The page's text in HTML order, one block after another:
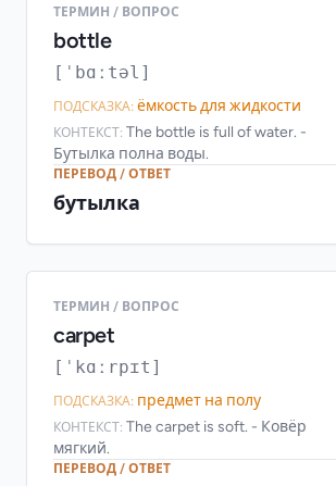
ТЕРМИН / ВОПРОС
bottle
[ˈbɑːtəl]
ПОДСКАЗКА: ёмкость для жидкости
КОНТЕКСТ: The bottle is full of water. -
Бутылка полна воды.
ПЕРЕВОД / ОТВЕТ
бутылка
ТЕРМИН / ВОПРОС
carpet
[ˈkɑːrpɪt]
ПОДСКАЗКА: предмет на полу
КОНТЕКСТ: The carpet is soft. - Ковёр
мягкий.
ПЕРЕВОД / ОТВЕТ